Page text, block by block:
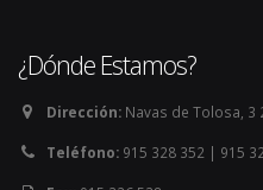
¿Dónde Estamos?
Dirección: Navas de Tolosa, 3
Teléfono: 915 328 352 | 915